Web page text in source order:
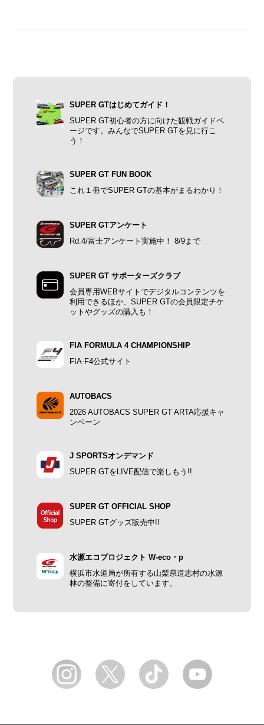
SUPER GTはじめてガイド！
SUPER GT初心者の方に向けた観戦ガイドペ
ージです。みんなでSUPER GTを見に行こ
う！
SUPER GT FUN BOOK
これ１冊でSUPER GTの基本がまるわかり！
SUPER GTアンケート
Rd.4/富士アンケート実施中！ 8/9まで
SUPER GT サポーターズクラブ
会員専用WEBサイトでデジタルコンテンツを
利用できるほか、SUPER GTの会員限定チケ
ットやグッズの購入も！
FIA FORMULA 4 CHAMPIONSHIP
FIA-F4公式サイト
AUTOBACS
2026 AUTOBACS SUPER GT ARTA応援キャ
ンペーン
J SPORTSオンデマンド
SUPER GTをLIVE配信で楽しもう!!
SUPER GT OFFICIAL SHOP
SUPER GTグッズ販売中!!
水源エコプロジェクト W-eco・p
横浜市水道局が所有する山梨県道志村の水源
林の整備に寄付をしています。